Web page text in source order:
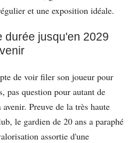
et une exposition idéale.
durée jusqu'en 2029
de voir filer son joueur pour
pas question pour autant de
Preuve de la très haute
le gardien de 20 ans a paraphé
assortie d'une